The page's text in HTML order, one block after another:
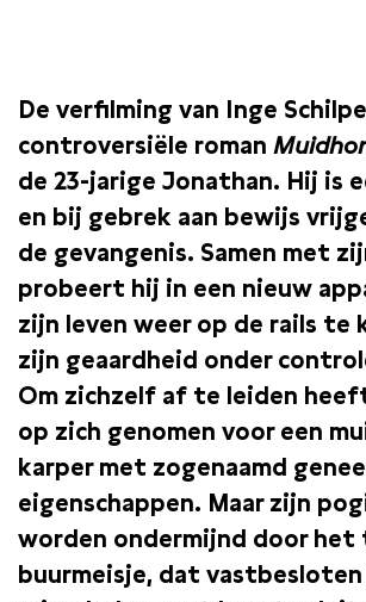
De verfilming van Inge
controversiële roman
de 23-jarige Jonathan. Hij is
en bij gebrek aan bewijs
de gevangenis. Samen met
probeert hij in een nieuw
zijn leven weer op de rails te
zijn geaardheid onder
Om zichzelf af te leiden
op zich genomen voor een
karper met zogenaamd
eigenschappen. Maar zijn
worden ondermijnd door het
buurmeisje, dat vastbesloten